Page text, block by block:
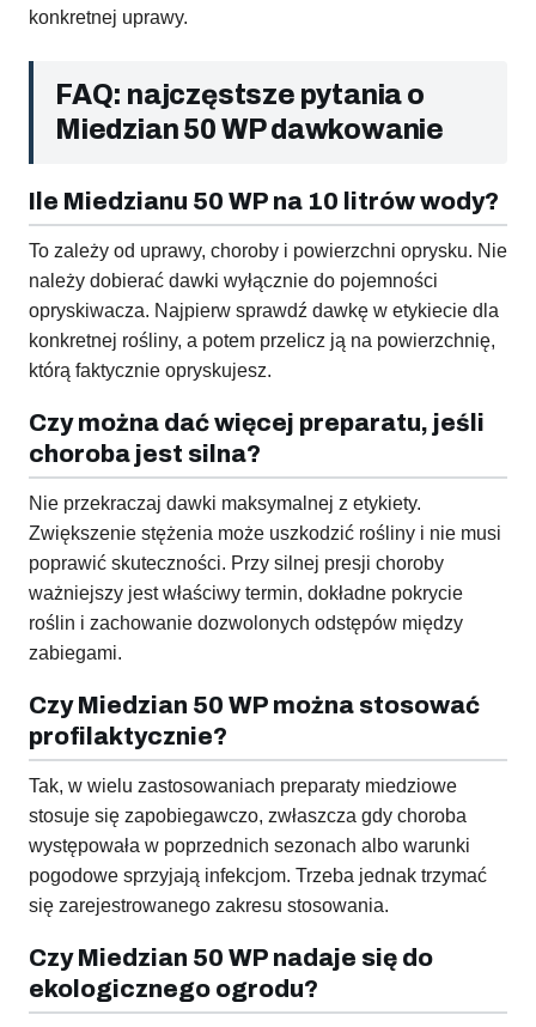
konkretnej uprawy.
FAQ: najczęstsze pytania o
Miedzian 50 WP dawkowanie
Ile Miedzianu 50 WP na 10 litrów wody?
To zależy od uprawy, choroby i powierzchni oprysku. Nie
należy dobierać dawki wyłącznie do pojemności
opryskiwacza. Najpierw sprawdź dawkę w etykiecie dla
konkretnej rośliny, a potem przelicz ją na powierzchnię,
którą faktycznie opryskujesz.
Czy można dać więcej preparatu, jeśli
choroba jest silna?
Nie przekraczaj dawki maksymalnej z etykiety.
Zwiększenie stężenia może uszkodzić rośliny i nie musi
poprawić skuteczności. Przy silnej presji choroby
ważniejszy jest właściwy termin, dokładne pokrycie
roślin i zachowanie dozwolonych odstępów między
zabiegami.
Czy Miedzian 50 WP można stosować
profilaktycznie?
Tak, w wielu zastosowaniach preparaty miedziowe
stosuje się zapobiegawczo, zwłaszcza gdy choroba
występowała w poprzednich sezonach albo warunki
pogodowe sprzyjają infekcjom. Trzeba jednak trzymać
się zarejestrowanego zakresu stosowania.
Czy Miedzian 50 WP nadaje się do
ekologicznego ogrodu?